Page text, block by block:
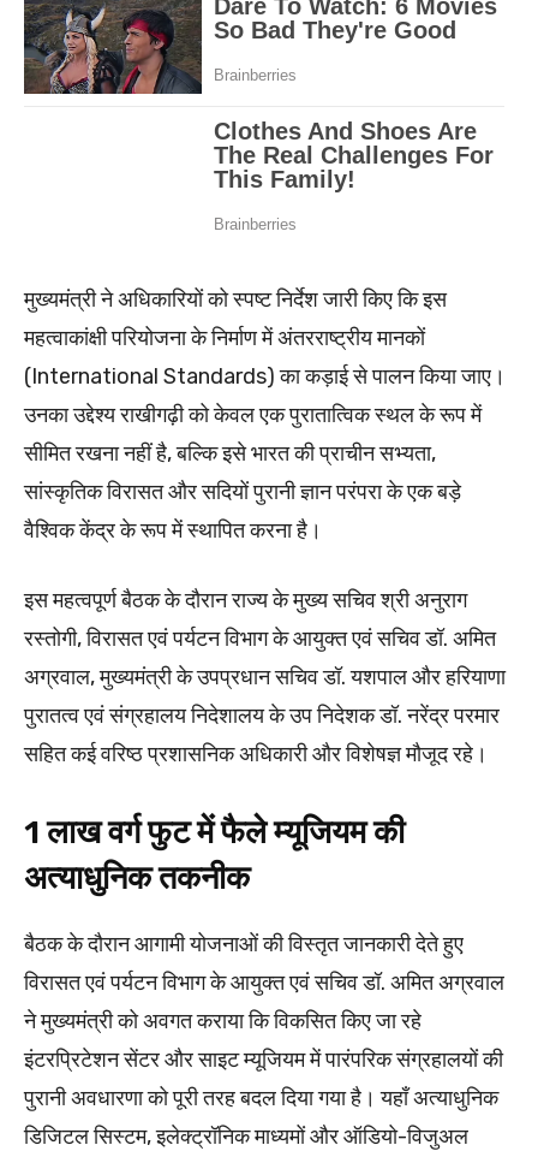
मुख्यमंत्री ने अधिकारियों को स्पष्ट निर्देश जारी किए कि इस
महत्वाकांक्षी परियोजना के निर्माण में अंतरराष्ट्रीय मानकों
(International Standards) का कड़ाई से पालन किया जाए।
उनका उद्देश्य राखीगढ़ी को केवल एक पुरातात्विक स्थल के रूप में
सीमित रखना नहीं है, बल्कि इसे भारत की प्राचीन सभ्यता,
सांस्कृतिक विरासत और सदियों पुरानी ज्ञान परंपरा के एक बड़े
वैश्विक केंद्र के रूप में स्थापित करना है।
इस महत्वपूर्ण बैठक के दौरान राज्य के मुख्य सचिव श्री अनुराग
रस्तोगी, विरासत एवं पर्यटन विभाग के आयुक्त एवं सचिव डॉ. अमित
अग्रवाल, मुख्यमंत्री के उपप्रधान सचिव डॉ. यशपाल और हरियाणा
पुरातत्व एवं संग्रहालय निदेशालय के उप निदेशक डॉ. नरेंद्र परमार
सहित कई वरिष्ठ प्रशासनिक अधिकारी और विशेषज्ञ मौजूद रहे।
1 लाख वर्ग फुट में फैले म्यूजियम की
अत्याधुनिक तकनीक
बैठक के दौरान आगामी योजनाओं की विस्तृत जानकारी देते हुए
विरासत एवं पर्यटन विभाग के आयुक्त एवं सचिव डॉ. अमित अग्रवाल
ने मुख्यमंत्री को अवगत कराया कि विकसित किए जा रहे
इंटरप्रिटेशन सेंटर और साइट म्यूजियम में पारंपरिक संग्रहालयों की
पुरानी अवधारणा को पूरी तरह बदल दिया गया है। यहाँ अत्याधुनिक
डिजिटल सिस्टम, इलेक्ट्रॉनिक माध्यमों और ऑडियो-विजुअल